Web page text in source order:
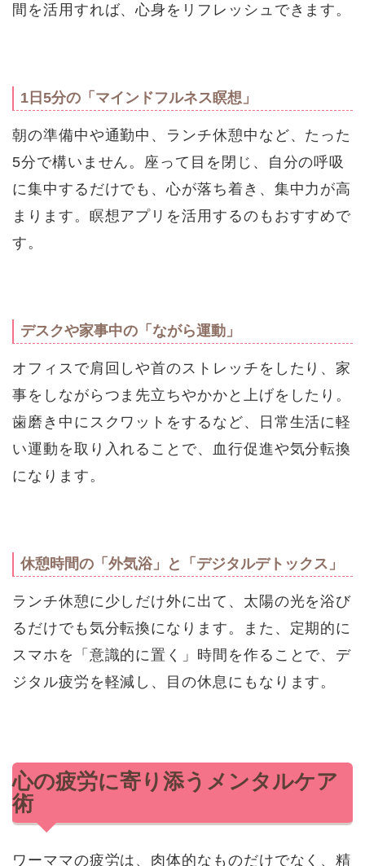
間を活用すれば、心身をリフレッシュできます。
1日5分の「マインドフルネス瞑想」
朝の準備中や通勤中、ランチ休憩中など、たった
5分で構いません。座って目を閉じ、自分の呼吸
に集中するだけでも、心が落ち着き、集中力が高
まります。瞑想アプリを活用するのもおすすめで
す。
デスクや家事中の「ながら運動」
オフィスで肩回しや首のストレッチをしたり、家
事をしながらつま先立ちやかかと上げをしたり。
歯磨き中にスクワットをするなど、日常生活に軽
い運動を取り入れることで、血行促進や気分転換
になります。
休憩時間の「外気浴」と「デジタルデトックス」
ランチ休憩に少しだけ外に出て、太陽の光を浴び
るだけでも気分転換になります。また、定期的に
スマホを「意識的に置く」時間を作ることで、デ
ジタル疲労を軽減し、目の休息にもなります。
心の疲労に寄り添うメンタルケア
術
ワーママの疲労は、肉体的なものだけでなく、精